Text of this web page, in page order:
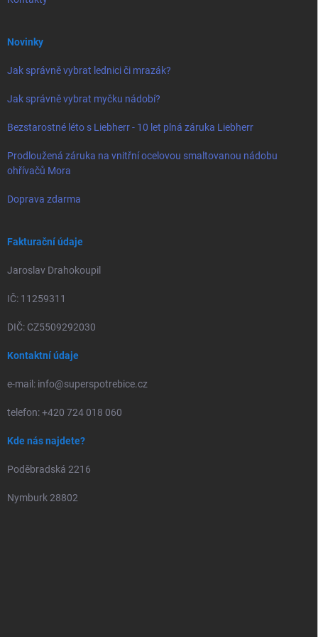
Novinky
Jak správně vybrat lednici či mrazák?
Jak správně vybrat myčku nádobí?
Bezstarostné léto s Liebherr - 10 let plná záruka Liebherr
Prodloužená záruka na vnitřní ocelovou smaltovanou nádobu
ohřívačů Mora
Doprava zdarma
Fakturační údaje
Jaroslav Drahokoupil
IČ: 11259311
DIČ: CZ5509292030
Kontaktní údaje
e-mail: info@superspotrebice.cz
telefon: +420 724 018 060
Kde nás najdete?
Poděbradská 2216
Nymburk 28802